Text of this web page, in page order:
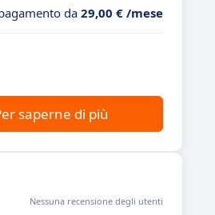
da 29,00 € /mese
saperne di più
Nessuna recensione degli utenti